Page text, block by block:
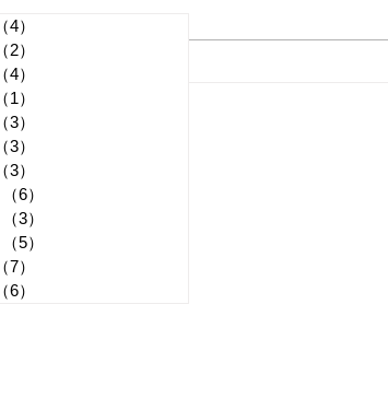
日本第一党・元幹部による詐
欺事件の闇
（4）
（2）
（4）
（1）
（3）
（3）
（3）
（6）
（3）
（5）
（7）
（6）